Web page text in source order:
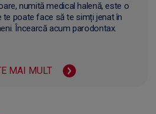
numită medical halenă, este o
te poate face să te simți jenat în
Încearcă acum parodontax.
MAI MULT